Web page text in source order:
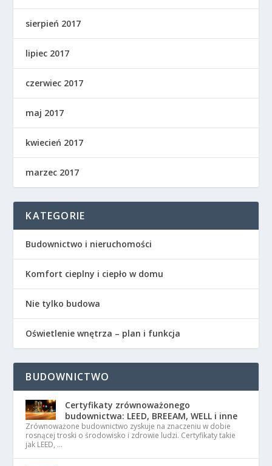
sierpień 2017
lipiec 2017
czerwiec 2017
maj 2017
kwiecień 2017
marzec 2017
KATEGORIE
Budownictwo i nieruchomości
Komfort cieplny i ciepło w domu
Nie tylko budowa
Oświetlenie wnętrza – plan i funkcja
BUDOWNICTWO
Certyfikaty zrównoważonego
budownictwa: LEED, BREEAM, WELL i inne
Zrównoważone budownictwo zyskuje na znaczeniu w dobie
rosnącej troski o środowisko i zdrowie ludzi. Certyfikaty takie
jak LEED, …